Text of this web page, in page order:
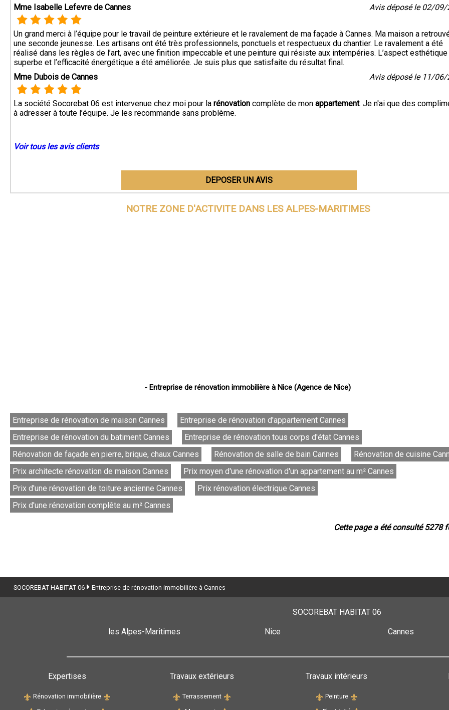
Mme Isabelle Lefevre de Cannes Avis déposé le 02/09/
Un grand merci à l’équipe pour le travail de peinture extérieure et le ravalement de ma façade à Cannes. Ma maison a
une seconde jeunesse. Les artisans ont été très professionnels, ponctuels et respectueux du chantier. Le ravalement a été
réalisé dans les règles de l’art, avec une finition impeccable et une peinture qui résiste aux intempéries. L’aspect
superbe et l’efficacité énergétique a été améliorée. Je suis plus que satisfaite du résultat final.
Mme Dubois de Cannes
Avis déposé le 11/06/
La société Socorebat 06 est intervenue chez moi pour la rénovation complète de mon appartement. Je n'ai que des
à adresser à toute l’équipe. Je les recommande sans problème.
Voir tous les avis clients
DEPOSER UN AVIS
NOTRE ZONE D'ACTIVITE DANS LES ALPES-MARITIMES
- Entreprise de rénovation immobilière à Nice (Agence de Nice)
Entreprise de rénovation de maison Cannes
Entreprise de rénovation d'appartement Cannes
Entreprise de rénovation du batiment Cannes
Entreprise de rénovation tous corps d'état Cannes
Rénovation de façade en pierre, brique, chaux Cannes
Rénovation de salle de bain Cannes
Rénovation de cuisine
Prix architecte rénovation de maison Cannes
Prix moyen d'une rénovation d'un appartement au m² Cannes
Prix d'une rénovation de toiture ancienne Cannes
Prix rénovation électrique Cannes
Prix d'une rénovation complête au m² Cannes
Cette page a été consulté 5278
SOCOREBAT HABITAT 06 Entreprise de rénovation immobilière à Cannes
SOCOREBAT HABITAT 06
les Alpes-Maritimes Nice Cannes
Expertises
Rénovation immobilière
Travaux extérieurs
Terrassement
Travaux intérieurs
Peinture